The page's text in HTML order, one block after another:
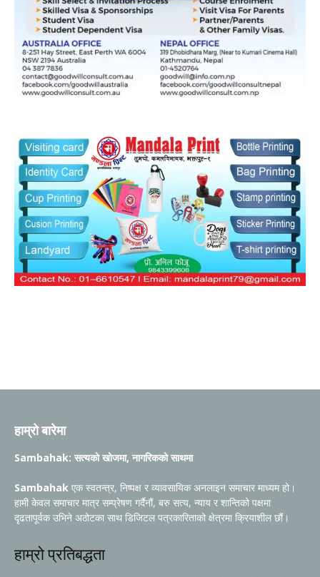
हाम्रो बारेमा
Sambahak: सत्यको खोजमा, नागरिकको साथमा
Sambahak एक स्वतन्त्र, निष्पक्ष र व्यावसायिक अनलाइन समाचार माध्यम हो।
हामी केवल समाचार मात्र सम्प्रेषण गर्दैनौं, बरु सत्य, न्याय र शान्तिको पक्षमा
दृढतापूर्वक उभिने अठोटका साथ डिजिटल पत्रकारिताको क्षेत्रमा क्रियाशील छौं।
हाम्रो प्रतिबद्धता